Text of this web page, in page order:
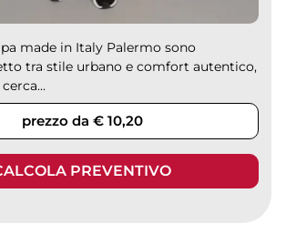
made in Italy Palermo sono
tra stile urbano e comfort autentico,
prezzo da € 10,20
PREVENTIVO